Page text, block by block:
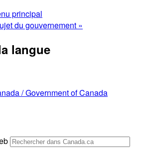
principal
du gouvernement »
langue
/Government of Canada